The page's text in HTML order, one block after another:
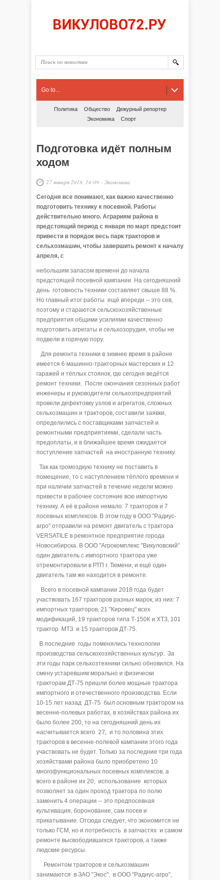
Go to...
Политика Общество
Дежурный репортер
Экономика
Спорт
Подготовка идёт полным
ходом
27 января 2018, 14:09 - Экономика
Сегодня все понимают, как важно качественно
подготовить технику к посевной. Работы
действительно много. Аграриям района в
предстоящий период с января по март предстоит
привести в порядок весь парк тракторов и
сельхозмашин, чтобы завершить ремонт к началу
апреля, с
небольшим запасом времени до начала
предстоящей посевной кампании. На сегодняшний
день готовность техники составляет свыше 88 %.
Но главный итог работы ещё впереди -- это сев,
поэтому и стараются сельскохозяйственные
предприятия общими усилиями качественно
подготовить агрегаты и сельхозорудия, чтобы не
подвели в горячую пору.
Для ремонта техники в зимнее время в районе
имеется 6 машинно-тракторных мастерских и 12
гаражей и тёплых стоянок, где сегодня ведётся
ремонт техники. После окончания сезонных работ
инженеры и руководители сельхозпредприятий
провели дефектовку узлов и агрегатов, сложных
сельхозмашин и тракторов, составили заявки,
определились с поставщиками запчастей и
ремонтными предприятиями, сделали часть
предоплаты, и в ближайшее время ожидается
поступление запчастей на иностранную технику.
Так как громоздкую технику не поставить в
помещение, то с наступлением тёплого времени и
при наличии запчастей в течение недели можно
привести в рабочее состояние всю импортную
технику. А её в районе немало: 7 тракторов и 7
посевных комплексов. В этом году в ООО "Радиус-
агро" отправили на ремонт двигатель с трактора
VERSATILE в ремонтное предприятие города
Новосибирска. В ООО "Агрокомплекс "Викуловский"
один двигатель с импортного трактора уже
отремонтировали в РТП г. Тюмени, и ещё один
двигатель там же находится в ремонте.
Всего в посевной кампании 2018 года будет
участвовать 167 тракторов разных марок, из них: 7
импортных тракторов, 21 "Кировец" всех
модификаций, 19 тракторов типа Т-150К и ХТЗ, 101
трактор МТЗ и 15 тракторов ДТ-75.
В последние годы поменялись технологии
производства сельскохозяйственных культур. За
эти годы парк сельхозтехники сильно обновился. На
смену устаревшим морально и физически
тракторам ДТ-75 пришли более мощные трактора
импортного и отечественного производства. Если
10-15 лет назад ДТ-75 был основным трактором на
весенне-полевых работах, в хозяйствах района их
было более 200, то на сегодняшний день их
насчитывается всего 27, и то половина этих
тракторов в весенне-полевой кампании этого года
участвовать не будет. Только за последние три года
хозяйствами района было приобретено 10
многофункциональных посевных комплексов, а
всего в районе их 20, использование которых
позволяет за один проход трактора по полю
заменить 4 операции -- это предпосевная
культивация, боронование, сам посев и
прикатывание. Отсюда следует, что экономится не
только ГСМ, но и потребность в запчастях и самом
ремонте высвободившихся тракторов, а также
людские ресурсы.
Ремонтом тракторов и сельхозмашин
занимаются в ЗАО "Экос", в ООО "Радиус-агро",